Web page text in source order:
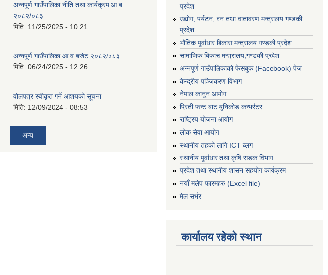
अन्नपूर्ण गाउँपालिका नीति तथा कार्यक्रम आ.ब
२०८२/०८३
मिति: 11/25/2025 - 10:21
अन्नपूर्ण गाउँपालिका आ.व बजेट २०८२/०८३
मिति: 06/24/2025 - 12:26
वोलपत्र स्वीकृत गर्ने आशयको सूचना
मिति: 12/09/2024 - 08:53
अन्य
प्रदेश
उद्योग, पर्यटन, वन तथा वातावरण मन्त्रालय गण्डकी
प्रदेश
भौतिक पूर्वाधार बिकास मन्त्रालय गण्डकी प्रदेश
सामाजिक बिकास मन्त्रालय,गण्डकी प्रदेश
अन्नपूर्ण गाउँपालिकाको फेसबुक (Facebook) पेज
केन्द्रीय पञ्जिकरण विभाग
नेपाल कानुन आयोग
प्रिती फन्ट बाट युनिकोड कन्भर्रटर
राष्ट्रिय योजना आयोग
लोक सेवा आयोग
स्थानीय तहको लागि ICT ब्लग
स्थानीय पूर्वाधार तथा कृषि सडक विभाग
प्रदेश तथा स्थानीय शासन सहयोग कार्यक्रम
नयाँ मलेप फारमहरु (Excel file)
मेल सर्भर
कार्यालय रहेको स्थान